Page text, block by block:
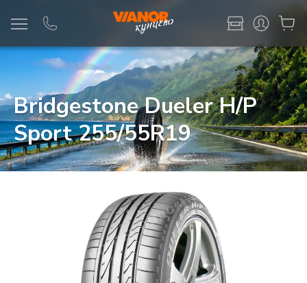
Bridgestone Dueler H/P
Sport 255/55R19
Информация Фото товара